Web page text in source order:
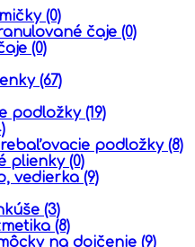
(0)
čaje (0)
(0)
(67)
podložky (19)
podložky (8)
plienky (0)
vedierka (9)
(3)
(8)
na dojčenie (9)